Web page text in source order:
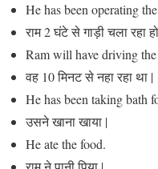
He has been operating
राम 2 घंटे से गाड़ी चला रहा
Ram will have driving
वह 10 मिनट से नहा रहा था |
He has been taking bath
उसने खाना खाया |
He ate the food.